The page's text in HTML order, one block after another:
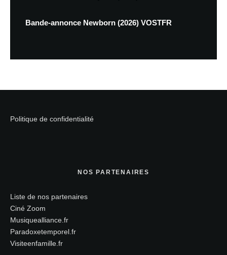
Bande-annonce Newborn (2026) VOSTFR
Politique de confidentialité
NOS PARTENAIRES
Liste de nos partenaires
Ciné Zoom
Musiquealliance.fr
Paradoxetemporel.fr
Visiteenfamille.fr